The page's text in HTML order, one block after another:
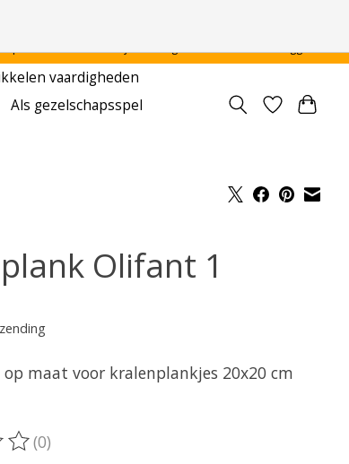
vaardigheden
Als gezelschapsspel
Olifant 1
op maat voor kralenplankjes 20x20 cm
van dit product is
(0)